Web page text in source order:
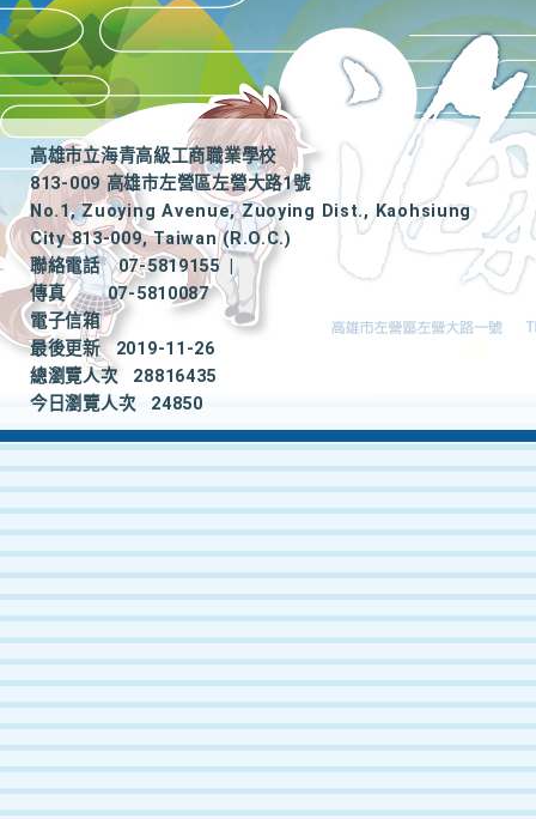
高雄市立海青高級工商職業學校
813-009 高雄市左營區左營大路1號
No.1, Zuoying Avenue, Zuoying Dist., Kaohsiung
City 813-009, Taiwan (R.O.C.)
聯絡電話
07-5819155
|
傳真
07-5810087
電子信箱
最後更新
2019-11-26
總瀏覽人次
28816435
今日瀏覽人次
24850